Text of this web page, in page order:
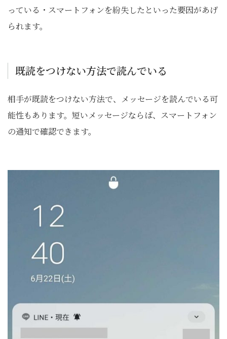
っている・スマートフォンを紛失したといった要因があげ
られます。
既読をつけない方法で読んでいる
相手が既読をつけない方法で、メッセージを読んでいる可
能性もあります。短いメッセージならば、スマートフォン
の通知で確認できます。